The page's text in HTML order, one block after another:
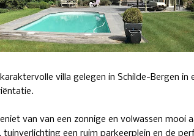
villa gelegen in Schilde-Bergen in
van van een zonnige en volwassen mooi
tuinverlichting een ruim parkeerplein en de